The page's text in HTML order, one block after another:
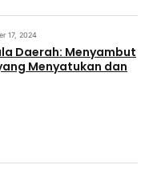
17, 2024
Daerah: Menyambut
Menyatukan dan